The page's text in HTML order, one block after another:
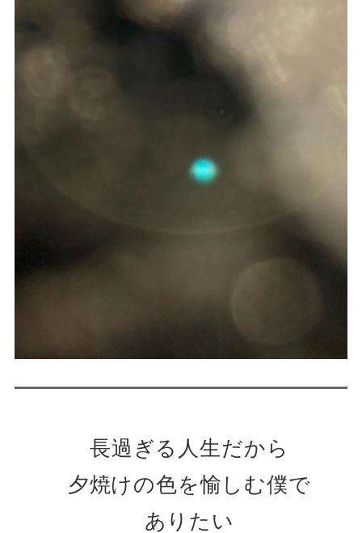
長過ぎる人生だから
夕焼けの色を愉しむ僕で
ありたい